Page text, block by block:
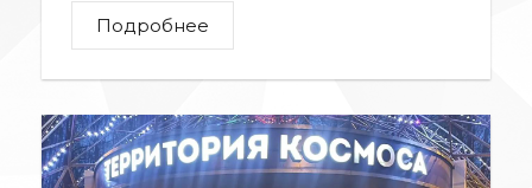
Подробнее